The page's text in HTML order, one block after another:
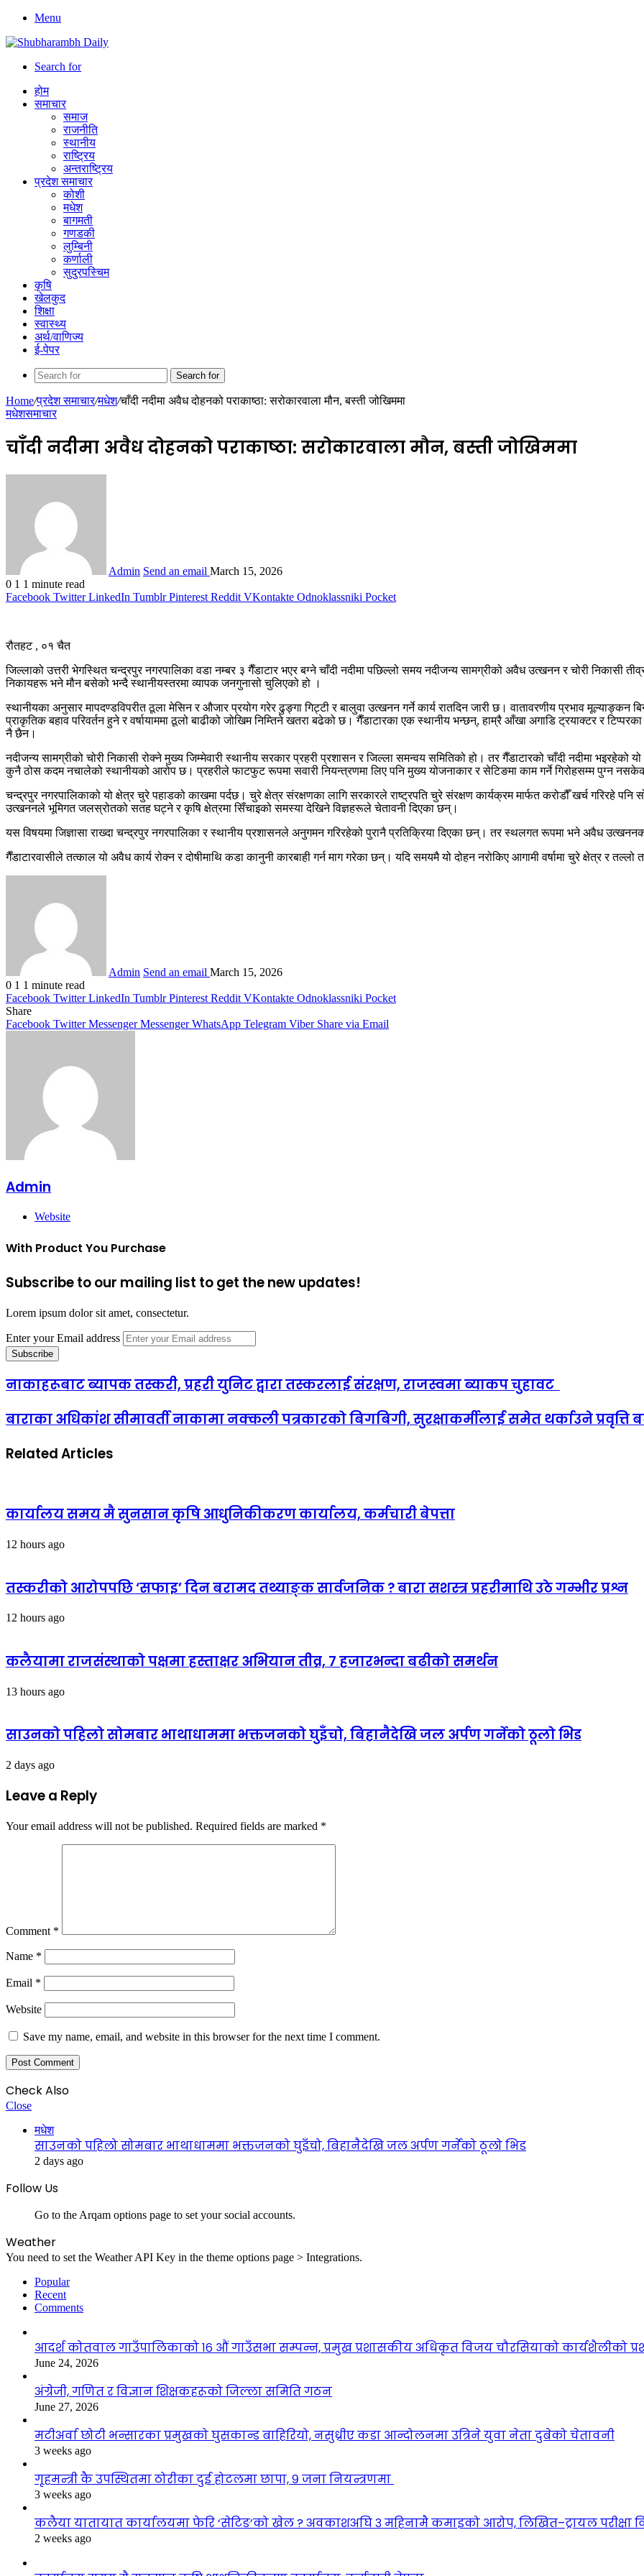
Menu
Search for
होम
समाचार
समाज
राजनीति
स्थानीय
राष्ट्रिय
अन्तराष्ट्रिय
प्रदेश समाचार
कोशी
मधेश
बागमती
गणडकी
लुम्बिनी
कर्णाली
सुदुरपस्चिम
कृषि
खेलकुद
शिक्षा
स्वास्थ्य
अर्थ/वाणिज्य
ई-पेपर
Search for
Home/प्रदेश समाचार/मधेश/चाँदी नदीमा अवैध दोहनको पराकाष्ठा: सरोकारवाला मौन, बस्ती जोखिममा
मधेशसमाचार
चाँदी नदीमा अवैध दोहनको पराकाष्ठा: सरोकारवाला मौन, बस्ती जोखिममा
Admin Send an email March 15, 2026
0 1 1 minute read
Facebook Twitter LinkedIn Tumblr Pinterest Reddit VKontakte Odnoklassniki Pocket
रौतहट , ०१ चैत
जिल्लाको उत्तरी भेगस्थित चन्द्रपुर नगरपालिका वडा नम्बर ३ गैँडाटार भएर बग्ने चाँदी नदीमा पछिल्लो समय नदीजन्य सामग्रीको अवैध उत्खनन र चोरी निकासी
निकायहरू भने मौन बसेको भन्दै स्थानीयस्तरमा व्यापक जनगुनासो चुलिएको हो ।
स्थानीयका अनुसार मापदण्डविपरीत ठूला मेसिन र औजार प्रयोग गरेर ढुङ्गा गिट्टी र बालुवा उत्खनन गर्ने कार्य रातदिन जारी छ। वातावरणीय प्रभाव मूल्याङ्कन
प्राकृतिक बहाव परिवर्तन हुने र वर्षायाममा ठूलो बाढीको जोखिम निम्तिने खतरा बढेको छ। गैँडाटारका एक स्थानीय भन्छन्, हाम्रै आँखा अगाडि ट्रयाक्टर र
नै छैन।
नदीजन्य सामग्रीको चोरी निकासी रोक्ने मुख्य जिम्मेवारी स्थानीय सरकार प्रहरी प्रशासन र जिल्ला समन्वय समितिको हो। तर गैँडाटारको चाँदी नदीमा भइरहेको
कुनै ठोस कदम नचालेको स्थानीयको आरोप छ। प्रहरीले फाटफुट रूपमा सवारी नियन्त्रणमा लिए पनि मुख्य योजनाकार र सेटिङमा काम गर्ने गिरोहसम्म पुग्न
चन्द्रपुर नगरपालिकाको यो क्षेत्र चुरे पहाडको काखमा पर्दछ। चुरे क्षेत्र संरक्षणका लागि सरकारले राष्ट्रपति चुरे संरक्षण कार्यक्रम मार्फत करोडौँ खर्च गरिरहे पनि
उत्खननले भूमिगत जलस्रोतको सतह घट्ने र कृषि क्षेत्रमा सिँचाइको समस्या देखिने विज्ञहरूले चेतावनी दिएका छन्।
यस विषयमा जिज्ञासा राख्दा चन्द्रपुर नगरपालिका र स्थानीय प्रशासनले अनुगमन गरिरहेको पुरानै प्रतिक्रिया दिएका छन्। तर स्थलगत रूपमा भने अवैध
गैँडाटारवासीले तत्काल यो अवैध कार्य रोक्न र दोषीमाथि कडा कानुनी कारबाही गर्न माग गरेका छन्। यदि समयमै यो दोहन नरोकिए आगामी वर्षामा चुरे क्षेत्र र
Admin Send an email March 15, 2026
0 1 1 minute read
Facebook Twitter LinkedIn Tumblr Pinterest Reddit VKontakte Odnoklassniki Pocket
Share
Facebook Twitter Messenger Messenger WhatsApp Telegram Viber Share via Email
Admin
Website
With Product You Purchase
Subscribe to our mailing list to get the new updates!
Lorem ipsum dolor sit amet, consectetur.
Enter your Email address
नाकाहरूबाट ब्यापक तस्करी, प्रहरी युनिट द्वारा तस्करलाई संरक्षण, राजस्वमा ब्याकप चुहावट
बाराका अधिकांश सीमावर्ती नाकामा नक्कली पत्रकारको बिगबिगी, सुरक्षाकर्मीलाई समेत थर्काउने प्रवृत्ति
Related Articles
कार्यालय समय मै सुनसान कृषि आधुनिकीकरण कार्यालय, कर्मचारी बेपत्ता
12 hours ago
तस्करीको आरोपपछि ‘सफाइ’ दिन बरामद तथ्याङ्क सार्वजनिक ? बारा सशस्त्र प्रहरीमाथि उठे गम्भीर प्रश्न
12 hours ago
कलैयामा राजसंस्थाको पक्षमा हस्ताक्षर अभियान तीव्र, ७ हजारभन्दा बढीको समर्थन
13 hours ago
साउनको पहिलो सोमबार भाथाधाममा भक्तजनको घुइँचो, बिहानैदेखि जल अर्पण गर्नेको ठूलो भिड
2 days ago
Leave a Reply
Your email address will not be published. Required fields are marked *
Comment *
Name *
Email *
Website
Save my name, email, and website in this browser for the next time I comment.
Check Also
Close
मधेश
साउनको पहिलो सोमबार भाथाधाममा भक्तजनको घुइँचो, बिहानैदेखि जल अर्पण गर्नेको ठूलो भिड
2 days ago
Follow Us
Go to the Arqam options page to set your social accounts.
Weather
You need to set the Weather API Key in the theme options page > Integrations.
Popular
Recent
Comments
आदर्श कोतवाल गाउँपालिकाको १६ औं गाउँसभा सम्पन्न, प्रमुख प्रशासकीय अधिकृत विजय चौरसियाको कार्यशैलीको
June 24, 2026
अंग्रेजी, गणित र विज्ञान शिक्षकहरूको जिल्ला समिति गठन
June 27, 2026
मटीअर्वा छोटी भन्सारका प्रमुखको घुसकान्ड बाहिरियो, नसुध्रीए कडा आन्दोलनमा उत्रिने युवा नेता दुबेको चेतावनी
3 weeks ago
गृहमन्त्री कै उपस्थितमा ठोरीका दुई होटलमा छापा, ९ जना नियन्त्रणमा
3 weeks ago
कलैया यातायात कार्यालयमा फेरि ‘सेटिङ’को खेल ? अवकाशअघि ३ महिनामै कमाइको आरोप, लिखित–ट्रायल परीक्षा
2 weeks ago